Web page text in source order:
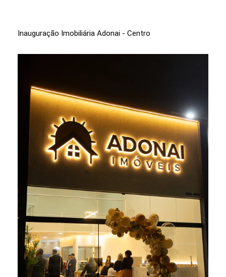
Inauguração Imobiliária Adonai - Centro